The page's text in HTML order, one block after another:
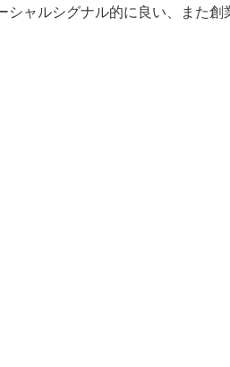
ャルシグナル的に良い、また創